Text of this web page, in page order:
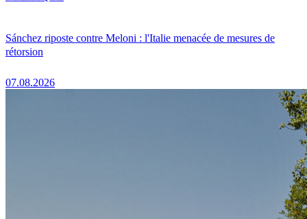
Sánchez riposte contre Meloni : l'Italie menacée de mesures de
rétorsion
07.08.2026